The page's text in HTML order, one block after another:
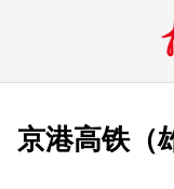
京港高铁（